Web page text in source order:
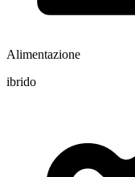
Alimentazione
ibrido